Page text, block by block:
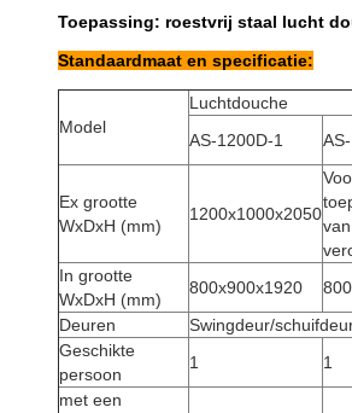
Toepassing: roestvrij staal lucht
Standaardmaat en specificatie:
Model
Luchtdouche
AS-1200D-1
Ex grootte
WxDxH (mm)
1200x1000x2050
In grootte
WxDxH (mm)
800x900x1920
Deuren
Swingdeur/
Geschikte
persoon
1 1
met een